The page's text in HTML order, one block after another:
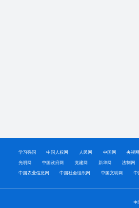
学习强国 中国人权网 人民网 中国网 央视
光明网 中国政府网 党建网 新华网 法制网
中国农业信息网 中国社会组织网 中国文明网 中
中